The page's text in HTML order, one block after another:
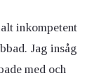
inkompetent
Jag insåg
med och